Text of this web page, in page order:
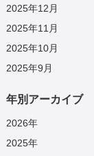
2025年12月
2025年11月
2025年10月
2025年9月
年別アーカイブ
2026年
2025年